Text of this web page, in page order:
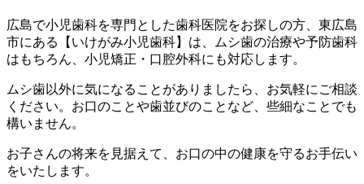
広島で小児歯科を専門とした歯科医院をお探しの方、東広島
市にある【いけがみ小児歯科】は、ムシ歯の治療や予防歯科
はもちろん、小児矯正・口腔外科にも対応します。
ムシ歯以外に気になることがありましたら、お気軽にご相談
ください。お口のことや歯並びのことなど、些細なことでも
構いません。
お子さんの将来を見据えて、お口の中の健康を守るお手伝い
をいたします。